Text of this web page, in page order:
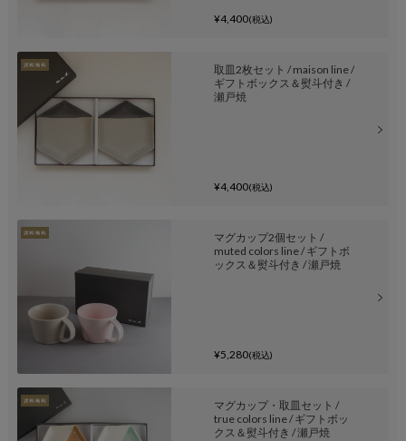
¥4,400(税込)
取皿2枚セット / maison line /
ギフトボックス＆熨斗付き /
瀬戸焼
¥4,400(税込)
マグカップ2個セット /
muted colors line / ギフトボ
ックス＆熨斗付き / 瀬戸焼
¥5,280(税込)
マグカップ・取皿セット /
true colors line / ギフトボッ
クス＆熨斗付き / 瀬戸焼